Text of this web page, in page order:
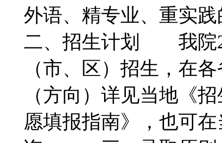
外语、精专业、重
二、招生计划 我院
（市、区）招生，在
（方向）详见当地《
愿填报指南》，也可